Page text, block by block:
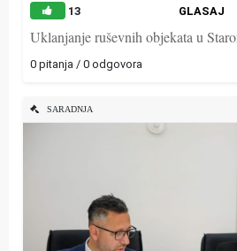
13 GLASAJ
Uklanjanje ruševnih objekata u
0 pitanja / 0 odgovora
SARADNJA